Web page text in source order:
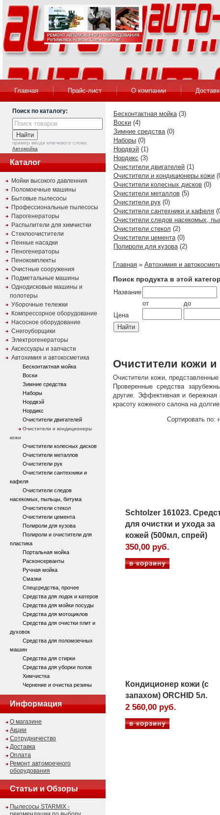
Главная Прайс-лист О компании
Поиск по каталогу:
пример ввода ключевого слова:
Автомойка
Каталог
Мойки высокого давленния
Поломоечные машины
Бытовые пылесосы
Профессиональные пылесосы
Парогенераторы
Распылители для химчистки
Стеклоочистители
Пенные насадки
Пеногенераторы
Пенокомплекты
Очистные сооружения
Подметальные машины
Однодисковые машины и
полотеры
Уборочные тележки
Компрессорное оборудование
Насосное оборудование
Снегоуборщики
Электрогенераторы
Аксессуары и запчасти
Автохимия и автокосметика
Бесконтактная мойка
Воски
Зимние средства
Наборы
Нордвэй
Нордикс
Очистители двигателей
Очистители и кондиционеры
кожи
Очистители колесных дисков
Очистители металлов
Очистители рук
Очистители сантехники и
кафеля
Очистители следов
насекомых, пыльцы, битума
Очистители стекол
Очистители цемента
Полироли для кузова
Полироли и очистители для
пластика
Портальная мойка
Расконсерванты
Ручная мойка
Смазки
Спецсредства, прочее
Средства для лодок и катеров
Средства для мойки посуды
Средства для мотоциклов
Средства для очистки плит и
духовок
Средства для поломоечных
машин
Средства для стирки
Средства для уборки полов
Химчистка
Чернение и очистка резины
Информация
О магазине
Акции
Сотрудничество
Доставка
Оплата
Ремонт автомоечного
оборудования
Статьи и Обзоры
Пылесосы STARMIX -
Бесконтактная мойка(3)
Воски (4)
Зимние средства(0)
Наборы (0)
Нордвэй (1)
Нордикс (3)
Очистители двигателей (1)
Очистители и кондиционеры кожи
Очистители колесных дисков (0)
Очистители металлов (5)
Очистители рук (0)
Очистители сантехники и кафеля
Очистители следов насекомых,
Очистители стекол (2)
Очистители цемента(0)
Полироли для кузова(2)
Главная » Автохимия и
Поиск продукта в этой
Название
Цена
от до
Очистители кожи
Очистители кожи,
Проверенные средства
другие. Эффективная и бережная
красоту коженого салона на
Сортировать по:
Schtolzer 161023.
для очистки и ухода за
кожей (500мл, спрей)
350,00 руб.
Кондиционер кожи (с
запахом) ORCHID 5л.
2 560,00 руб.